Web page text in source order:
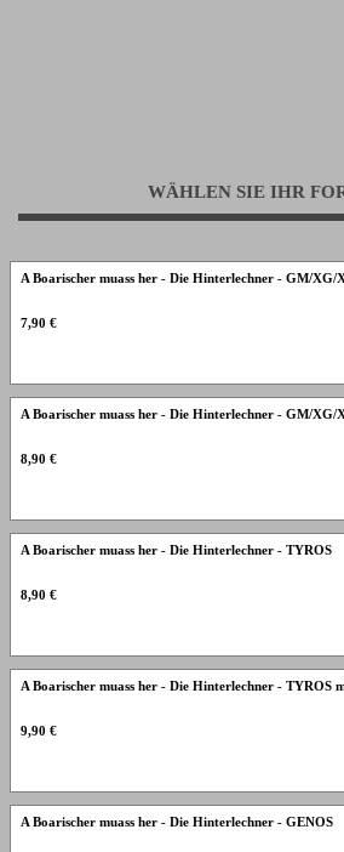
WÄHLEN SIE IHR
A Boarischer muass her - Die Hinterlechner - GM/XG/
7,90 €
A Boarischer muass her - Die Hinterlechner - GM/XG/
8,90 €
A Boarischer muass her - Die Hinterlechner - TYROS
8,90 €
A Boarischer muass her - Die Hinterlechner - TYROS
9,90 €
A Boarischer muass her - Die Hinterlechner - GENOS